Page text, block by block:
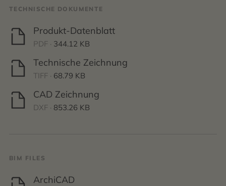
TECHNISCHE DOKUMENTE
Produkt-Datenblatt
PDF · 344.12 KB
Technische Zeichnung
TIFF · 68.79 KB
CAD Zeichnung
DXF · 853.26 KB
BIM FILES
ArchiCAD